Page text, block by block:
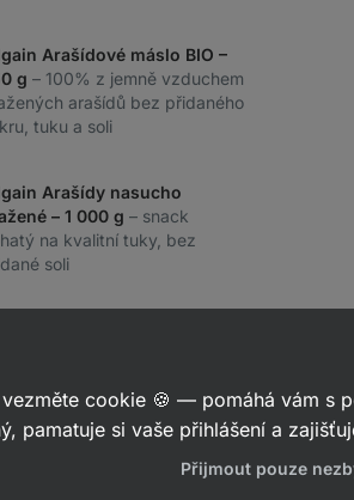
Arašídové máslo BIO –
g – 100% z jemně vzduchem
arašídů bez přidaného
tuku a soli
Arašídy nasucho
– 1 000 g – snack
na kvalitní tuky, bez
soli
Postup
cookie 🍪 — pomáhá vám s
pamatuje si vaše přihlášení a
Přijmout pouze